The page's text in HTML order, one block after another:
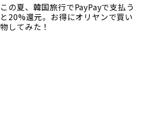
この夏、韓国旅行でPayPayで支払う
と20%還元。お得にオリヤンで買い
物してみた！